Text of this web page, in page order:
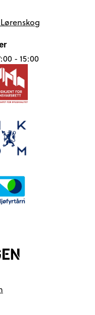
- 15:00